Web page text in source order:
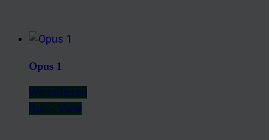
Opus 1
Weiterlesen
Quick View